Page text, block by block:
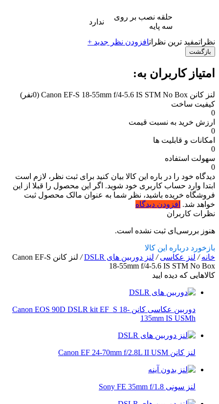
حلقه نصب بر روی
سه پایه
ندارد
نظراتمفید ترین نظراتافزودن نظر جدید +
بازگشت
امتیاز کاربران به:
لنز کانن Canon EF-S 18-55mm f/4-5.6 IS STM No Box
(0نفر)
کیفیت ساخت
0
ارزش خرید به نسبت قیمت
0
امکانات و قابلیت ها
0
سهولت استفاده
0
دیدگاه خود را در باره این کالا بیان کنید برای ثبت نظر، لازم است
ابتدا وارد حساب کاربری خود شوید. اگر این محصول را قبلا از این
فروشگاه خریده باشید، نظر شما به عنوان مالک محصول ثبت
خواهد شد. افزودن دیدگاه
نظرات کاربران
هنوز بررسی‌ای ثبت نشده است.
بازخورد درباره این کالا
خانه/ لنز عکاسی/ لنز دوربین های DSLR /
لنز کانن Canon EF-S
18-55mm f/4-5.6 IS STM No Box
کالاهایی که دیده ایید
دوربین عکاسی کانن Canon EOS 90D DSLR kit EF_S 18-
135mm IS USMh
لنز کانن Canon EF 24-70mm f/2.8L II USM
لنز سونی Sony FE 35mm f/1.8